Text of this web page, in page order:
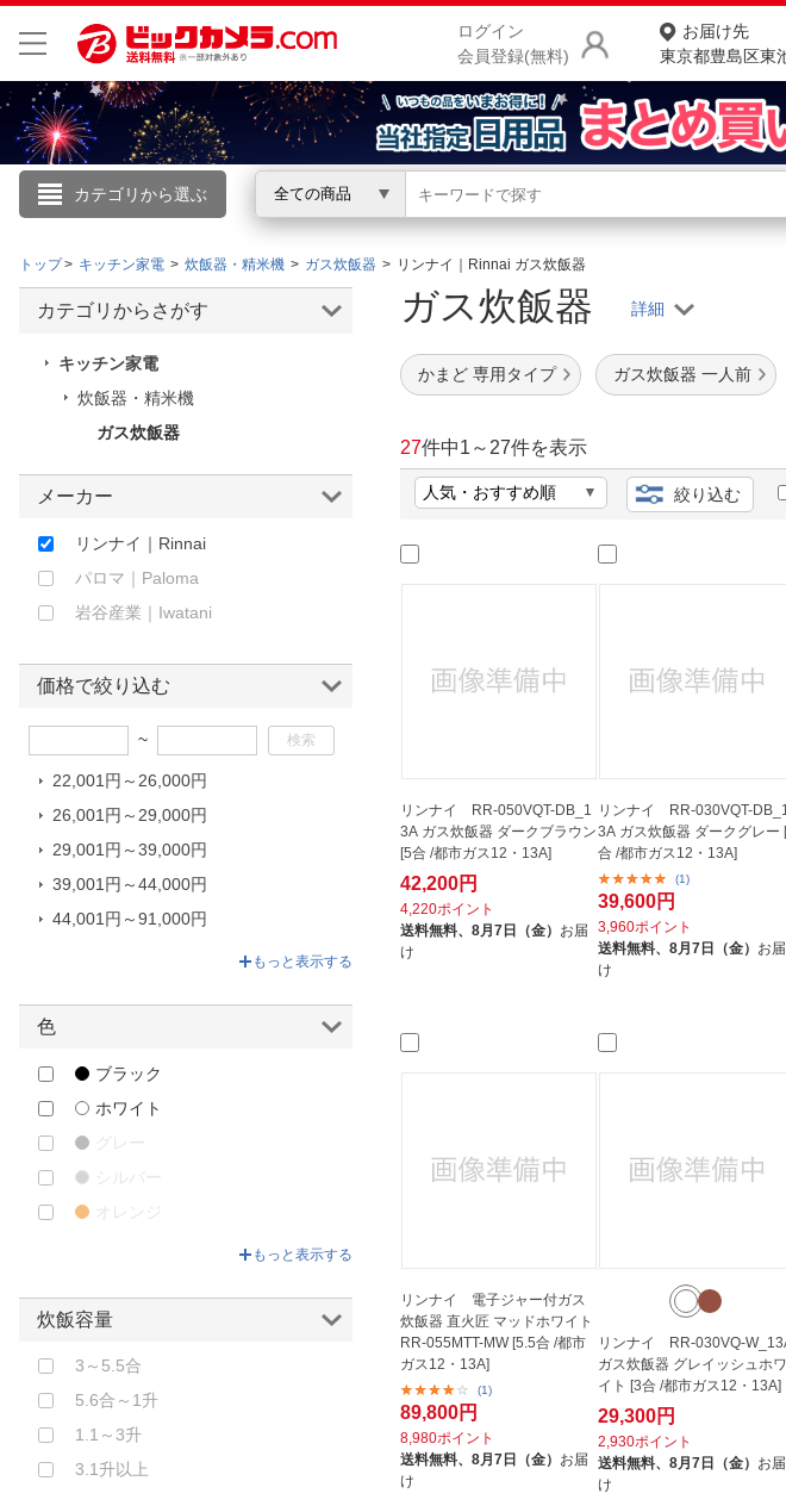
ログイン
会員登録(無料)
お届け先
東京都豊島区東
カテゴリから選ぶ 全ての商品
こんにちは
ログイン
お知らせ
カテゴリ一覧からさが
ご利用ガイド
よくある質問・お問
トップ キッチン家電 炊飯器・精米機 ガス炊飯器 リンナイ｜Rinnai ガス炊飯器
ガス炊飯器
かまど 専用タイプ ガス炊飯器 一人前
27件中1 ～ 27件を表示
絞り込む
リンナイ RR-050VQT-DB_1
3A ガス炊飯器 ダークブラウン
[5合 /都市ガス12・13A]
42,200円
4,220ポイント
送料無料、 8月7日（金） お届
け
リンナイ RR-030VQT-
3A ガス炊飯器 ダークグレー
合 /都市ガス12・13A]
(1)
39,600円
3,960ポイント
送料無料、8月7日（金） お届
け
リンナイ 電子ジャー付ガス
炊飯器 直火匠 マッドホワイト
RR-055MTT-MW [5.5合 /都市
ガス12・13A]
(1)
89,800円
8,980ポイント
送料無料、 8月7日（金） お届
け
リンナイ RR-030VQ-
ガス炊飯器 グレイッシュホワ
イト [3合 /都市ガス12・13A]
29,300円
2,930ポイント
送料無料、8月7日（金） お届
け
カテゴリからさがす
キッチン家電
炊飯器・精米機
ガス炊飯器
メーカー
パロマ｜Paloma
リンナイ｜Rinnai
岩谷産業｜Iwatani
価格で絞り込む
~
22,001円～26,000円
26,001円～29,000円
29,001円～39,000円
39,001円～44,000円
44,001円～91,000円
もっと表示する
色
ブラック
ホワイト
グレー
シルバー
オレンジ
もっと表示する
炊飯容量
3～5.5合
5.6合～1升
1.1～3升
3.1升以上